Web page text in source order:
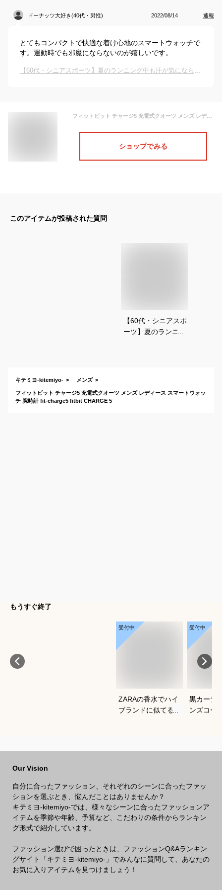
ドーナッツ大好き(40代・男性) 2022/08/14 通報
とてもコンパクトで快適な着け心地のスマートウォッチで
す。運動時でも邪魔にならないのが嬉しいです。
【60代・シニアスポーツ】夏のランニング中も汗が気にならず、快適に使える腕時計を教えて！
フィットビット チャージ5 充電式クオーツ メンズ レディース スマートウォッチ 腕時計 fit-charge5 fitbit CHARGE 5
ショップでみる
このアイテムが投稿された質問
【60代・シニアスポ
ーツ】夏のランニン
キテミヨ-kitemiyo- メンズ
フィットビット チャージ5 充電式クオーツ メンズ レディース スマートウォッ
チ 腕時計 fit-charge5 fitbit CHARGE 5
もうすぐ終了
受付中
ZARAの香水でハイ
ブランドに似てるメ
受付中
黒カーデ
ンズコー
Our Vision
自分に合ったファッション、それぞれのシーンに合ったファッ
ションを選ぶとき、悩んだことはありませんか？
キテミヨ-kitemiyo-では、様々なシーンに合ったファッションア
イテムを季節や年齢、予算など、こだわりの条件からランキン
グ形式で紹介しています。
ファッション選びで困ったときは、ファッションQ&Aランキン
グサイト「キテミヨ-kitemiyo-」でみんなに質問して、あなたの
お気に入りアイテムを見つけましょう！